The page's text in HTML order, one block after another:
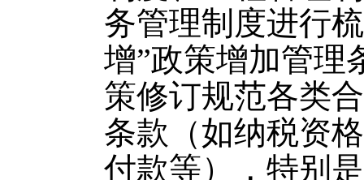
务管理制度进行
增”政策增加管理
策修订规范各类
条款（如纳税资
付款等），特别